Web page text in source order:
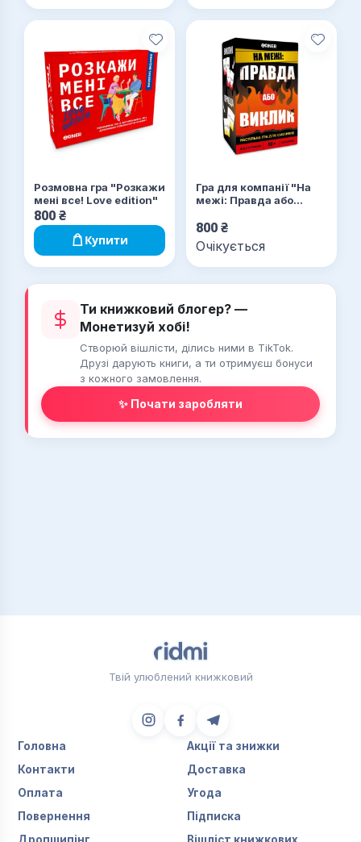
Розмовна гра "Розкажи
мені все! Love edition"
800 ₴
Купити
Гра для компанії "На
межі: Правда або
800 ₴
Очікується
Ти книжковий блогер? —
Монетизуй хобі!
Створюй вішлісти, ділись ними в TikTok.
Друзі дарують книги, а ти отримуєш бонуси
з кожного замовлення.
✨ Почати заробляти
Твій улюблений книжковий
Головна
Акції та знижки
Контакти
Доставка
Оплата
Угода
Повернення
Підписка
Дропшипінг
Вішліст книжкових